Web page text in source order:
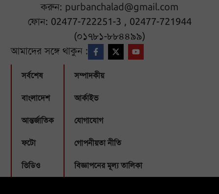
করুন: purbanchalad@gmail.com
ফোন: 02477-722251-3 , 02477-721944
(০১৭৮১-৮৮৪৪৯৯)
আমাদের সঙ্গে থাকুন :
সর্বশেষ
বাংলাদেশ
আন্তর্জাতিক
ফটো
ভিডিও
সম্পাদকীয়
আর্কাইভ
যোগাযোগ
গোপনীয়তা নীতি
বিজ্ঞাপনের মূল্য তালিকা